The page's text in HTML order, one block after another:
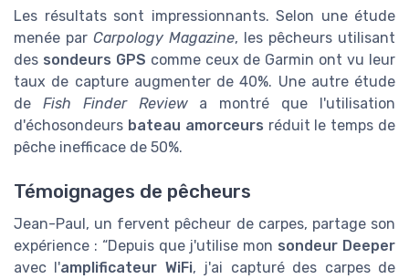
Les résultats sont impressionnants. Selon une étude
menée par Carpology Magazine, les pêcheurs utilisant
des sondeurs GPS comme ceux de Garmin ont vu leur
taux de capture augmenter de 40%. Une autre étude
de Fish Finder Reviewa montré que l'utilisation
d'échosondeurs bateau amorceurs réduit le temps de
pêche inefficace de 50%.
Témoignages de pêcheurs
Jean-Paul, un fervent pêcheur de carpes, partage son
expérience : “Depuis que j'utilise mon sondeur Deeper
avec l'amplificateur WiFi, j'ai capturé des carpes de